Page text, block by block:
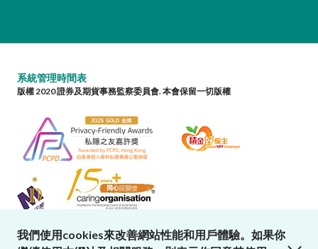
系統管理時間表
版權 2020 證券及期貨事務監察委員會. 本會保留一切版權
我們使用cookies來改善網站性能和用戶體驗。如果你
close cookies alert